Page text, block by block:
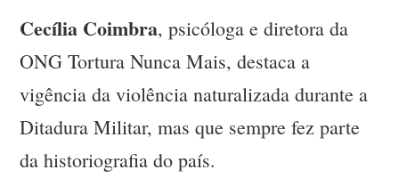
Cecília Coimbra, psicóloga e diretora da
ONG Tortura Nunca Mais, destaca a
vigência da violência naturalizada durante a
Ditadura Militar, mas que sempre fez parte
da historiografia do país.